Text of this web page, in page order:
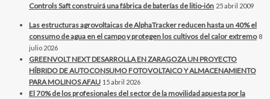
Controls Saft construirá una fábrica de baterías de litio-ión 25 abril 2009
Las estructuras agrovoltaicas de AlphaTracker reducen hasta un 40% el
consumo de agua en el campo y protegen los cultivos del calor extremo 8
julio 2026
GREENVOLT NEXT DESARROLLA EN ZARAGOZA UN PROYECTO
HÍBRIDO DE AUTOCONSUMO FOTOVOLTAICO Y ALMACENAMIENTO
PARA MOLINOS AFAU 15 abril 2026
El 70% de los profesionales del sector de la movilidad apuesta por la